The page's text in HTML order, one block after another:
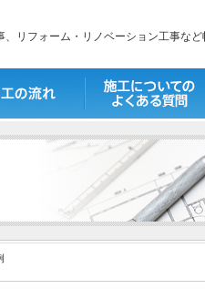
、リフォーム・リノベーション工事な
る質問